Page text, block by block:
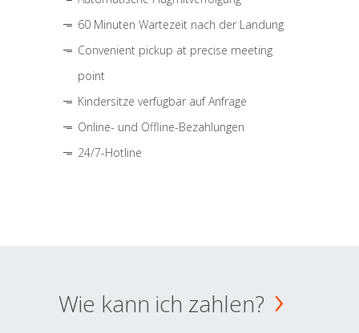
60 Minuten Wartezeit nach der Landung
Convenient pickup at precise meeting
point
Kindersitze verfügbar auf Anfrage
Online- und Offline-Bezahlungen
24/7-Hotline
Wie kann ich zahlen?